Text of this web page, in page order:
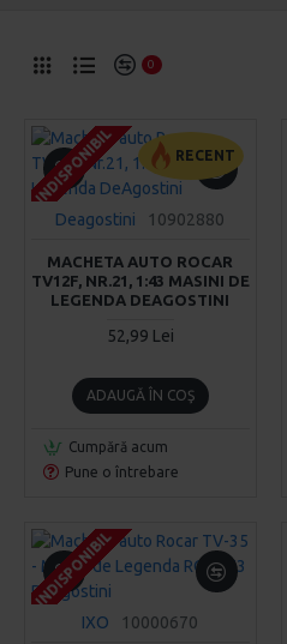
0
RECENT
INDISPONIBIL
INDISPONIBIL
INDISPONIBIL
Deagostini 10902880
MACHETA AUTO ROCAR
TV12F, NR.21, 1:43 MASINI DE
LEGENDA DEAGOSTINI
52,99 Lei
ADAUGĂ ÎN COŞ
Cumpără acum
Pune o întrebare
INDISPONIBIL
INDISPONIBIL
INDISPONIBIL
IXO 10000670